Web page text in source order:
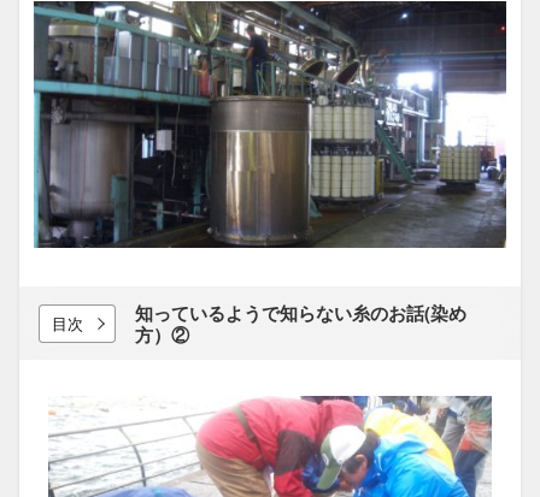
目次
知っているようで​知らない糸の​お話(染め
方）​②